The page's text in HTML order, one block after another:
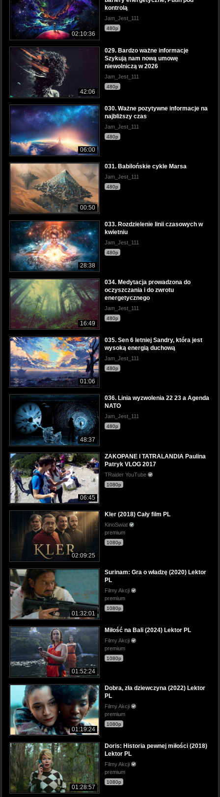
02:10:36
kontrolą
Jam_Jest_111
480p
42:06
029. Bardzo ważne informacje
Szykują nam nową umowę
niewolniczą w 2026
Jam_Jest_111
480p
06:00
030. Ważne pozytywne informacje na
najbliższy czas
Jam_Jest_111
480p
00:50
031. Babilońskie cykle Marsa
Jam_Jest_111
480p
28:38
033. Rozdzielenie linii czasowych w
kwietniu
Jam_Jest_111
480p
16:49
034. Medytacja prowadzona do
oczyszczania i do zwrotu
energetycznego
Jam_Jest_111
480p
01:06
035. Sen 6 letniej Sandry, która jest
wysoką energią duchową
Jam_Jest_111
480p
48:37
036. Linia wyzwolenia 22 23 a Agenda
NATO
Jam_Jest_111
480p
06:45
ZAKOPANE I TATRALANDIA Paulina
Patryk VLOG 2017
TRaider YouTube
1080p
02:09:25
Kler (2018) Cały film PL
KinoSwiat
premium
1080p
01:32:01
Surinam: Gra o władzę (2020) Lektor
PL
Filmy Akcji
premium
1080p
01:52:24
Miłość na Bali (2024) Lektor PL
Filmy Akcji
premium
1080p
01:19:24
Dobra, zła dziewczyna (2022) Lektor
PL
Filmy Akcji
premium
1080p
01:28:57
Doris: Historia pewnej miłości (2018)
Lektor PL
Filmy Akcji
premium
1080p